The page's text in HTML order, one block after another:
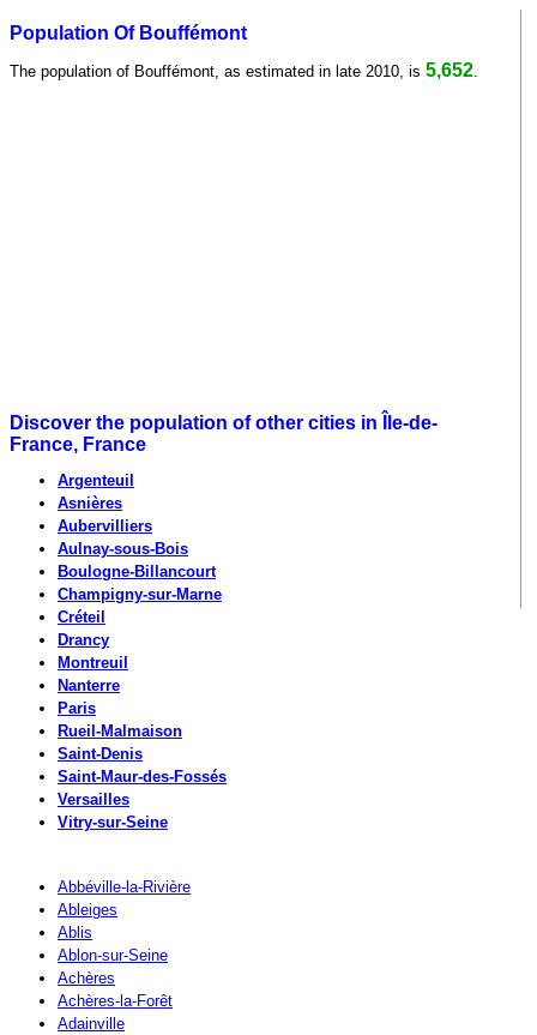
Population Of Bouffémont
The population of Bouffémont, as estimated in late 2010, is 5,652
Discover the population of other cities in Île-de-
France, France
Argenteuil
Asnières
Aubervilliers
Aulnay-sous-Bois
Boulogne-Billancourt
Champigny-sur-Marne
Créteil
Drancy
Montreuil
Nanterre
Paris
Rueil-Malmaison
Saint-Denis
Saint-Maur-des-Fossés
Versailles
Vitry-sur-Seine
Abbéville-la-Rivière
Ableiges
Ablis
Ablon-sur-Seine
Achères
Achères-la-Forêt
Adainville